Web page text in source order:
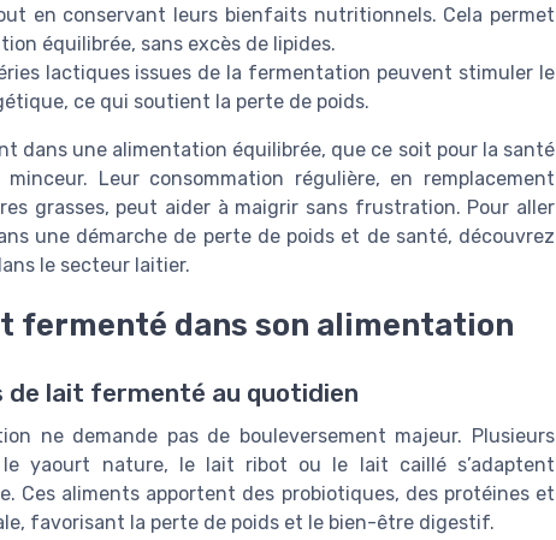
en conservant leurs bienfaits nutritionnels. Cela permet
équilibrée, sans excès de lipides.
lactiques issues de la fermentation peuvent stimuler le
ce qui soutient la perte de poids.
dans une alimentation équilibrée, que ce soit pour la santé
Leur consommation régulière, en remplacement
grasses, peut aider à maigrir sans frustration. Pour aller
une démarche de perte de poids et de santé, découvrez
le secteur laitier.
fermenté dans son alimentation
de lait fermenté au quotidien
ne demande pas de bouleversement majeur. Plusieurs
yaourt nature, le lait ribot ou le lait caillé s’adaptent
Ces aliments apportent des probiotiques, des protéines et
favorisant la perte de poids et le bien-être digestif.